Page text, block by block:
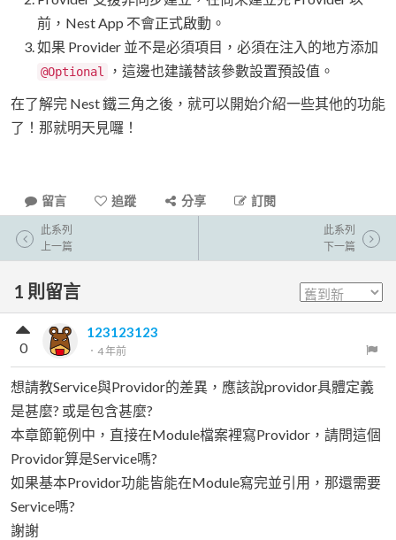
前，Nest App 不會正式啟動。
如果 Provider 並不是必須項目，必須在注入的地方添加
@Optional
，這邊也建議替該參數設置預設值。
在了解完 Nest 鐵三角之後，就可以開始介紹一些其他的功能
了！那就明天見囉！
留言 追蹤 分享 訂閱
此系列
上一篇
此系列
下一篇
1 則留言
123123123
． 4 年前
0
想請教Service與Providor的差異，應該說providor具體定義
是甚麼? 或是包含甚麼?
本章節範例中，直接在Module檔案裡寫Providor，請問這個
Providor算是Service嗎?
如果基本Providor功能皆能在Module寫完並引用，那還需要
Service嗎?
謝謝